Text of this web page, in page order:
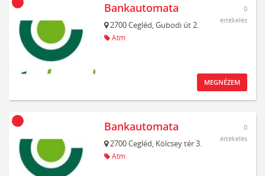
Bankautomata
2700Cegléd,Gubodi út 2.
Atm
0
értékelés
MEGNÉZEM
Bankautomata
2700Cegléd, Kölcsey tér 3.
Atm
0
értékelés